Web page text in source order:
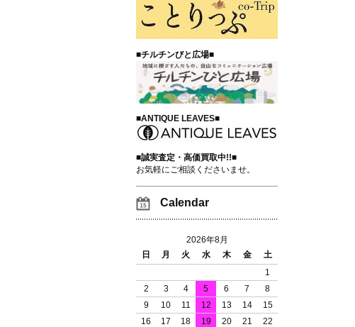
■チルチンびと広場■
■ANTIQUE LEAVES■
■誠実査定・高価買取中!!■
お気軽にご相談くださいませ。
Calendar
2026年8月
日
月 火 水 木 金
土
1
2
3 4 5 6 7
8
9
10 11 12 13 14
15
16
17 18 19 20 21 22